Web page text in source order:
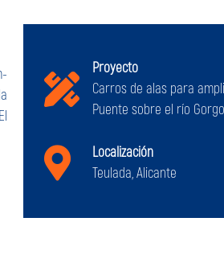
Proyecto
Carros de alas para
Puente sobre el río
Localización
Teulada, Alicante